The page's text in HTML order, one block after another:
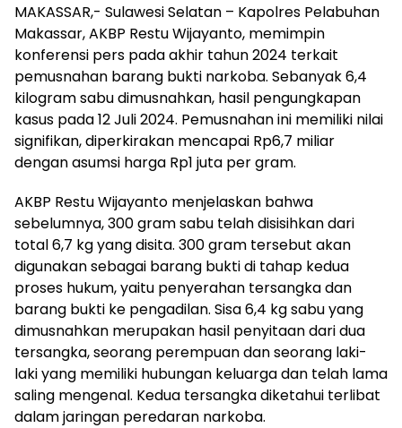
MAKASSAR,- Sulawesi Selatan – Kapolres Pelabuhan
Makassar, AKBP Restu Wijayanto, memimpin
konferensi pers pada akhir tahun 2024 terkait
pemusnahan barang bukti narkoba. Sebanyak 6,4
kilogram sabu dimusnahkan, hasil pengungkapan
kasus pada 12 Juli 2024. Pemusnahan ini memiliki nilai
signifikan, diperkirakan mencapai Rp6,7 miliar
dengan asumsi harga Rp1 juta per gram.
AKBP Restu Wijayanto menjelaskan bahwa
sebelumnya, 300 gram sabu telah disisihkan dari
total 6,7 kg yang disita. 300 gram tersebut akan
digunakan sebagai barang bukti di tahap kedua
proses hukum, yaitu penyerahan tersangka dan
barang bukti ke pengadilan. Sisa 6,4 kg sabu yang
dimusnahkan merupakan hasil penyitaan dari dua
tersangka, seorang perempuan dan seorang laki-
laki yang memiliki hubungan keluarga dan telah lama
saling mengenal. Kedua tersangka diketahui terlibat
dalam jaringan peredaran narkoba.